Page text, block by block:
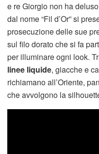
e re Giorgio non ha
dal nome “Fil d’Or” si
prosecuzione delle sue
sul filo dorato che si fa
per illuminare ogni look.
linee liquide, giacche e
richiamano all’Oriente,
che avvolgono la